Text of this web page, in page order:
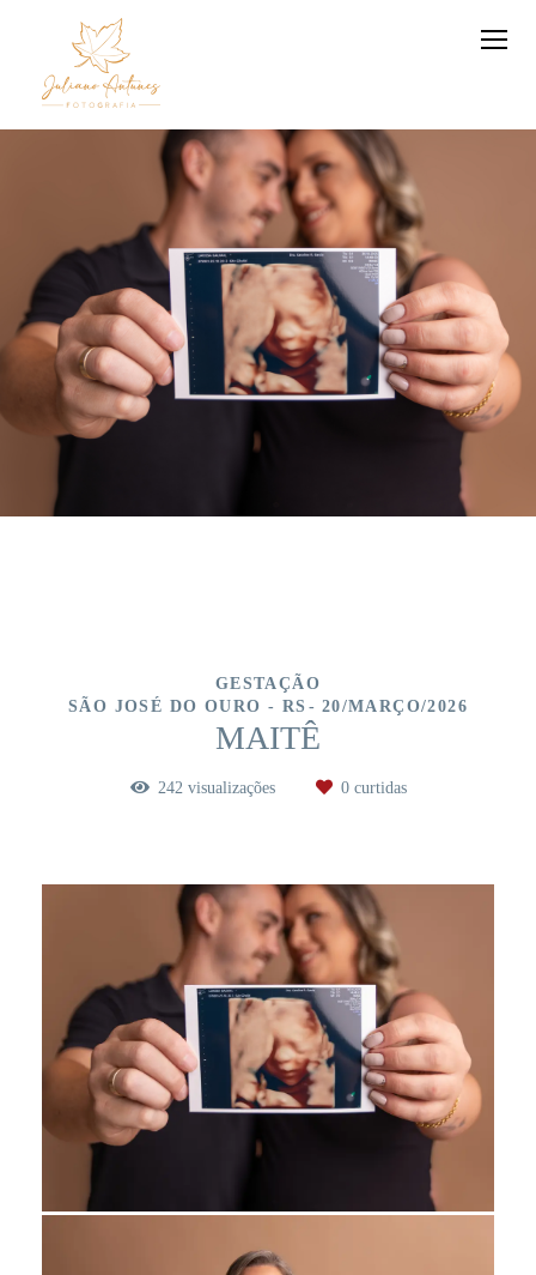
GESTAÇÃO
SÃO JOSÉ DO OURO - RS
20/MARÇO/2026
MAITÊ
242visualizações 0curtidas